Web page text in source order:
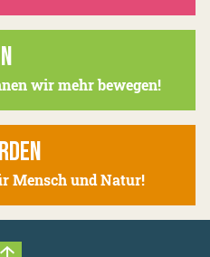
wir mehr bewegen!
Mensch und Natur!